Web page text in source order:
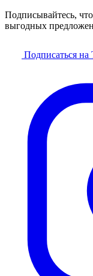
Подписывайтесь,
выгодных
Подписаться на